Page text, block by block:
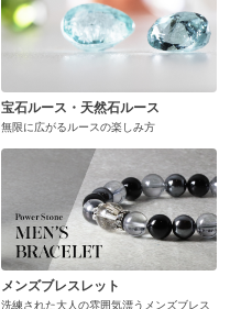
宝石ルース・天然石ルース
無限に広がるルースの楽しみ方
メンズブレスレット
洗練された大人の雰囲気漂うメンズブレス